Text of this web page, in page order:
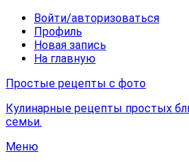
Войти/авторизоваться
Профиль
Новая запись
На главную
Простые рецепты с фото
Кулинарные рецепты простых
семьи.
Меню